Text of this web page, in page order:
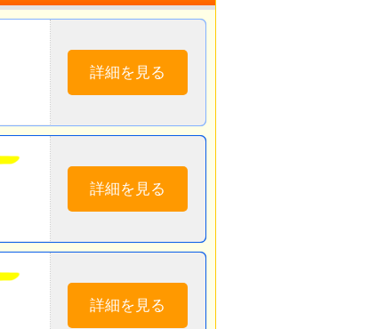
詳細を見る
詳細を見る
詳細を見る